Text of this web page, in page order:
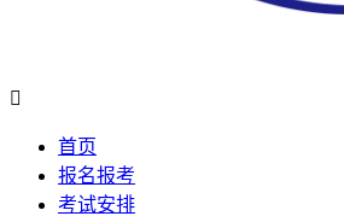

首页
报名报考
考试安排